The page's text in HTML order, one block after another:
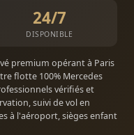
24/7
DISPONIBLE
premium opérant à Paris
flotte 100% Mercedes
vérifiés et
suivi de vol en
à l'aéroport, sièges enfant